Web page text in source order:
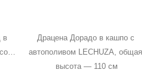
в
Драцена Дорадо в кашпо с
автополивом LECHUZA, общая
высота — 110 см